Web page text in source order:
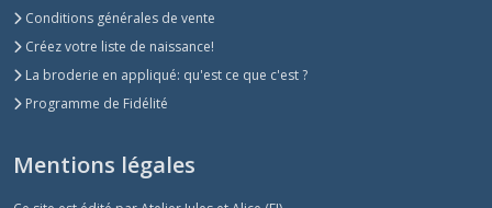
Conditions générales de vente
Créez votre liste de naissance!
La broderie en appliqué: qu'est ce que c'est ?
Programme de Fidélité
Mentions légales